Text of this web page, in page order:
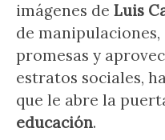
imágenes de Luis
de manipulaciones,
promesas y
estratos sociales,
que le abre la
educación.